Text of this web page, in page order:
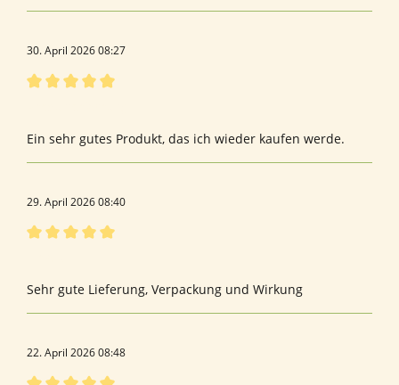
30. April 2026 08:27
Ein sehr gutes Produkt, das ich wieder kaufen werde.
29. April 2026 08:40
Sehr gute Lieferung, Verpackung und Wirkung
22. April 2026 08:48